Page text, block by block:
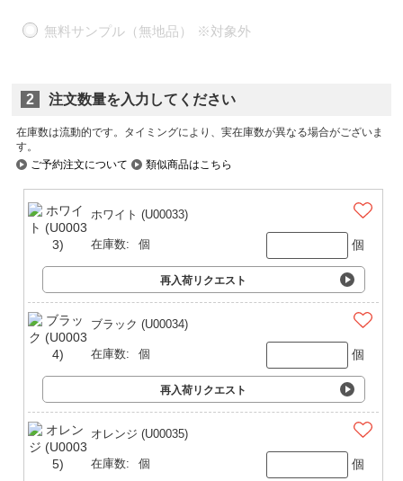
無料サンプル（無地品）
2 注文数量を入力してください
在庫数は流動的です。タイミングにより、実在庫数が異なる場合がございま
す。
ご予約注文について
類似商品はこちら
ホワイト (U00033)
在庫数: 個 個
再入荷リクエスト
ブラック (U00034)
在庫数: 個 個
再入荷リクエスト
オレンジ (U00035)
在庫数: 個 個